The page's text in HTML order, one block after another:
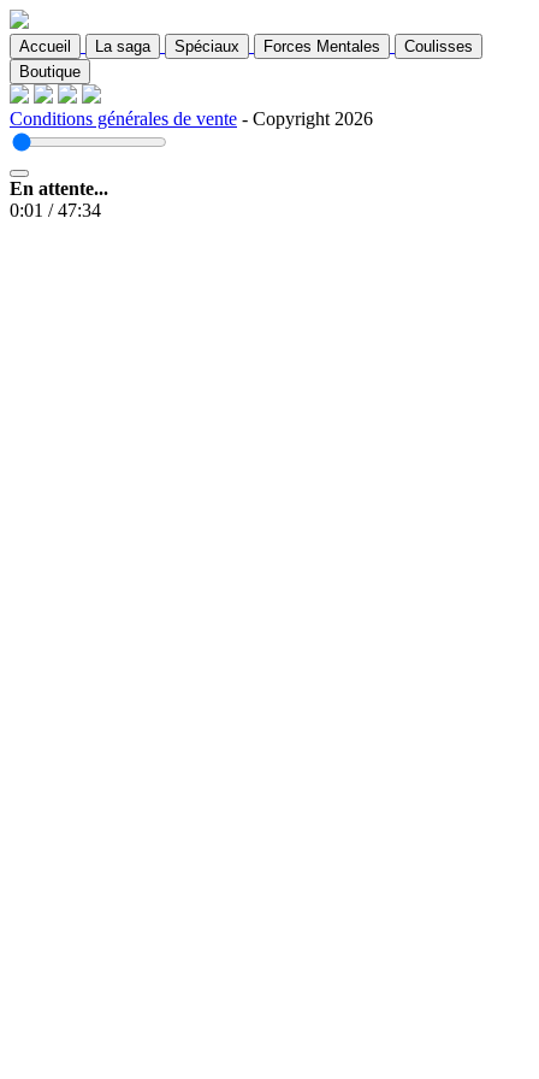
Accueil La saga Spéciaux Forces Mentales
Coulisses
Boutique
Conditions générales de vente - Copyright 2026
En attente...
0:01 /47:34